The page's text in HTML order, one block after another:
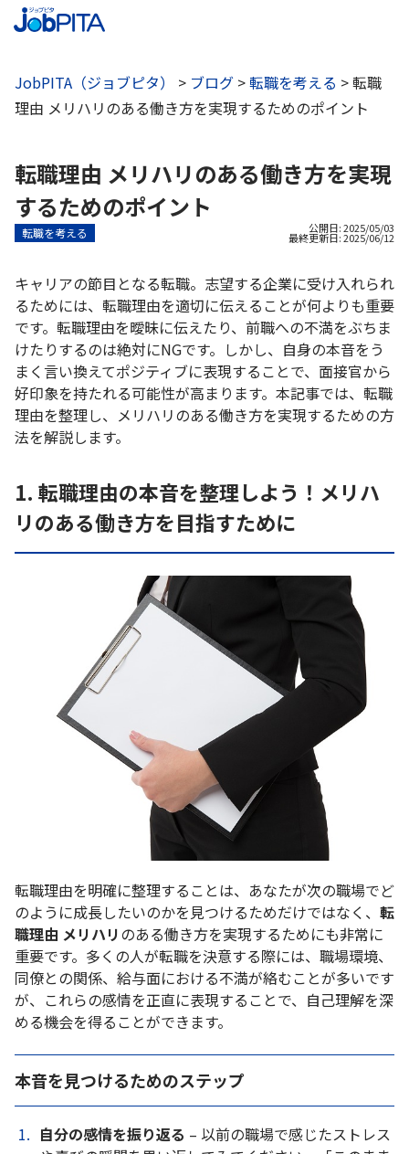
JobPITA（ジョブピタ） > ブログ >転職を考える >転職
理由 メリハリのある働き方を実現するためのポイント
転職理由 メリハリのある働き方を実現
するためのポイント
転職を考える 公開日: 2025/05/03
最終更新日:2025/06/12
キャリアの節目となる転職。志望する企業に受け入れられ
るためには、転職理由を適切に伝えることが何よりも重要
です。転職理由を曖昧に伝えたり、前職への不満をぶちま
けたりするのは絶対にNGです。しかし、自身の本音をう
まく言い換えてポジティブに表現することで、面接官から
好印象を持たれる可能性が高まります。本記事では、転職
理由を整理し、メリハリのある働き方を実現するための方
法を解説します。
1. 転職理由の本音を整理しよう！メリハ
リのある働き方を目指すために
転職理由を明確に整理することは、あなたが次の職場でど
のように成長したいのかを見つけるためだけではなく、 転
職理由 メリハリのある働き方を実現するためにも非常に
重要です。多くの人が転職を決意する際には、職場環境、
同僚との関係、給与面における不満が絡むことが多いです
が、これらの感情を正直に表現することで、自己理解を深
める機会を得ることができます。
本音を見つけるためのステップ
自分の感情を振り返る – 以前の職場で感じたストレス